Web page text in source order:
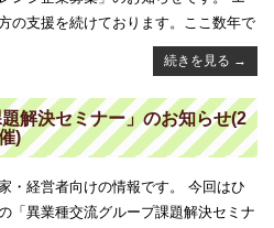
の支援を続けております。ここ数年で
続きを見る →
解決セミナー」のお知らせ(2
)
・経営者向けの情報です。 今回はひ
「異業種交流グループ課題解決セミナ